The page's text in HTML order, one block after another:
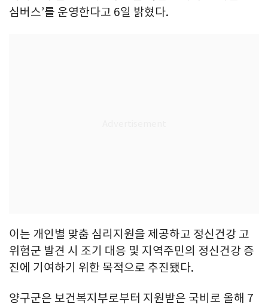
심버스’를 운영한다고 6일 밝혔다.
이는 개인별 맞춤 심리지원을 제공하고 정신건강 고
위험군 발견 시 조기 대응 및 지역주민의 정신건강 증
진에 기여하기 위한 목적으로 추진됐다.
양구군은 보건복지부로부터 지원받은 국비로 올해 7